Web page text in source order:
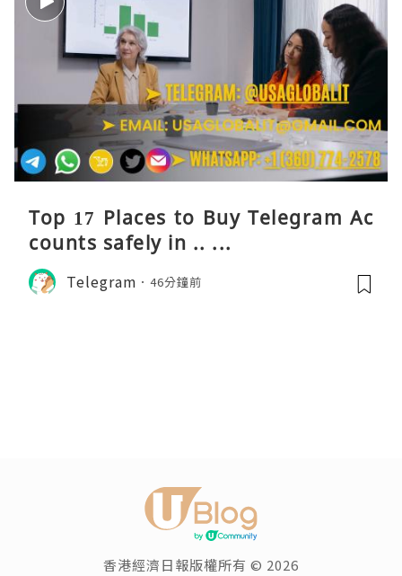
Top 17 Places to Buy Telegram Ac
counts safely in .. ...
Telegram 46分鐘前
香港經濟日報版權所有 © 2026